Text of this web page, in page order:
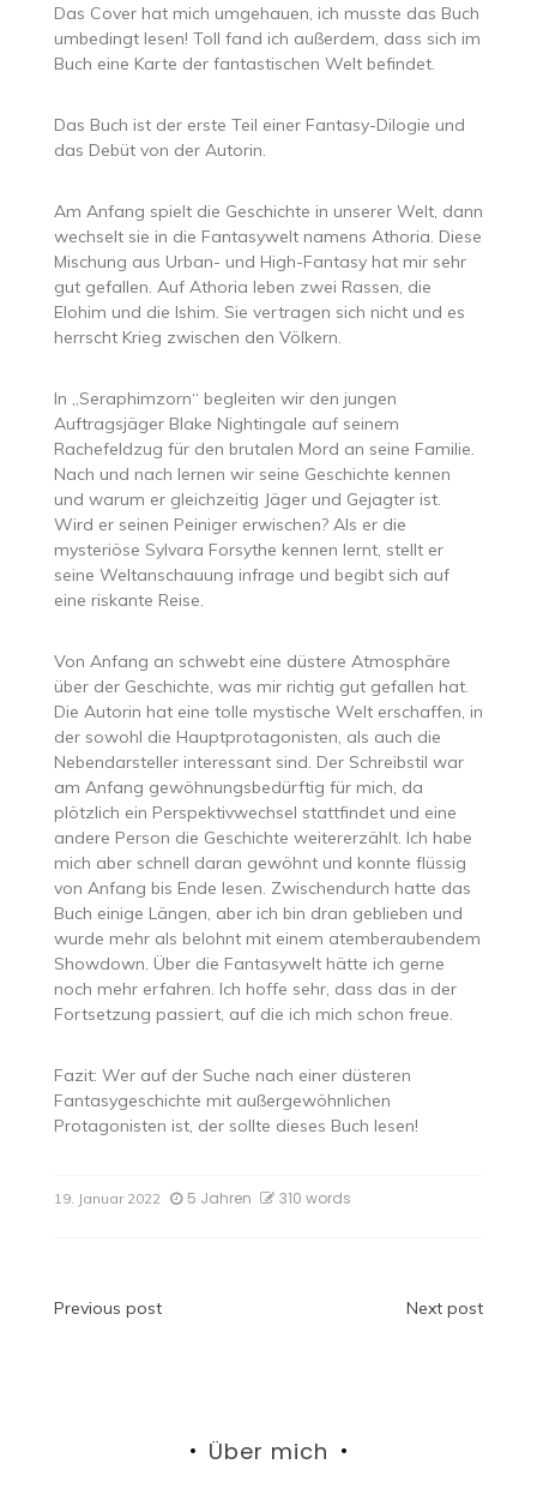
Das Cover hat mich umgehauen, ich musste das Buch
umbedingt lesen! Toll fand ich außerdem, dass sich im
Buch eine Karte der fantastischen Welt befindet.
Das Buch ist der erste Teil einer Fantasy-Dilogie und
das Debüt von der Autorin.
Am Anfang spielt die Geschichte in unserer Welt, dann
wechselt sie in die Fantasywelt namens Athoria. Diese
Mischung aus Urban- und High-Fantasy hat mir sehr
gut gefallen. Auf Athoria leben zwei Rassen, die
Elohim und die Ishim. Sie vertragen sich nicht und es
herrscht Krieg zwischen den Völkern.
In „Seraphimzorn“ begleiten wir den jungen
Auftragsjäger Blake Nightingale auf seinem
Rachefeldzug für den brutalen Mord an seine Familie.
Nach und nach lernen wir seine Geschichte kennen
und warum er gleichzeitig Jäger und Gejagter ist.
Wird er seinen Peiniger erwischen? Als er die
mysteriöse Sylvara Forsythe kennen lernt, stellt er
seine Weltanschauung infrage und begibt sich auf
eine riskante Reise.
Von Anfang an schwebt eine düstere Atmosphäre
über der Geschichte, was mir richtig gut gefallen hat.
Die Autorin hat eine tolle mystische Welt erschaffen, in
der sowohl die Hauptprotagonisten, als auch die
Nebendarsteller interessant sind. Der Schreibstil war
am Anfang gewöhnungsbedürftig für mich, da
plötzlich ein Perspektivwechsel stattfindet und eine
andere Person die Geschichte weitererzählt. Ich habe
mich aber schnell daran gewöhnt und konnte flüssig
von Anfang bis Ende lesen. Zwischendurch hatte das
Buch einige Längen, aber ich bin dran geblieben und
wurde mehr als belohnt mit einem atemberaubendem
Showdown. Über die Fantasywelt hätte ich gerne
noch mehr erfahren. Ich hoffe sehr, dass das in der
Fortsetzung passiert, auf die ich mich schon freue.
Fazit: Wer auf der Suche nach einer düsteren
Fantasygeschichte mit außergewöhnlichen
Protagonisten ist, der sollte dieses Buch lesen!
19. Januar 2022 5 Jahren 310 words
Beitragsnavigation
Previous post Next post
Über mich